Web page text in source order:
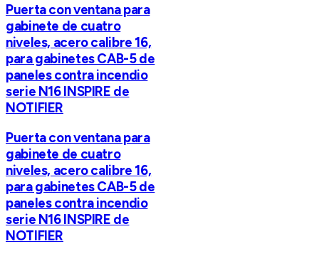
Puerta con ventana para
gabinete de cuatro
niveles, acero calibre 16,
para gabinetes CAB-5 de
paneles contra incendio
serie N16 INSPIRE de
NOTIFIER
Puerta con ventana para
gabinete de cuatro
niveles, acero calibre 16,
para gabinetes CAB-5 de
paneles contra incendio
serie N16 INSPIRE de
NOTIFIER